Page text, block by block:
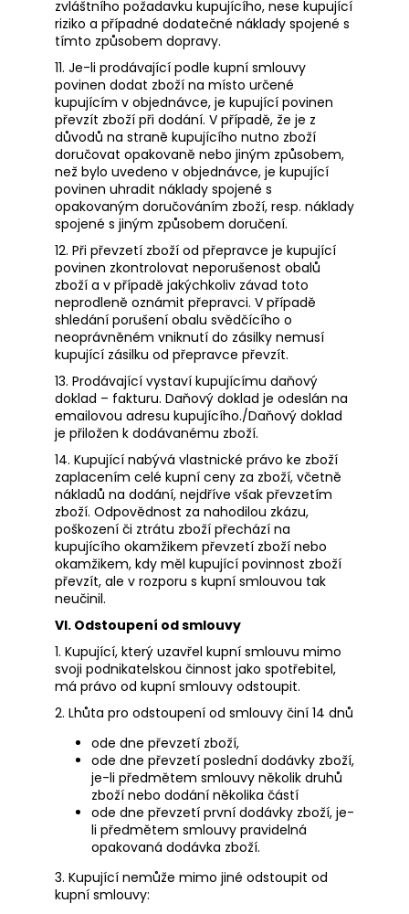
zvláštního požadavku kupujícího, nese kupující
riziko a případné dodatečné náklady spojené s
tímto způsobem dopravy.
11. Je-li prodávající podle kupní smlouvy
povinen dodat zboží na místo určené
kupujícím v objednávce, je kupující povinen
převzít zboží při dodání. V případě, že je z
důvodů na straně kupujícího nutno zboží
doručovat opakovaně nebo jiným způsobem,
než bylo uvedeno v objednávce, je kupující
povinen uhradit náklady spojené s
opakovaným doručováním zboží, resp. náklady
spojené s jiným způsobem doručení.
12. Při převzetí zboží od přepravce je kupující
povinen zkontrolovat neporušenost obalů
zboží a v případě jakýchkoliv závad toto
neprodleně oznámit přepravci. V případě
shledání porušení obalu svědčícího o
neoprávněném vniknutí do zásilky nemusí
kupující zásilku od přepravce převzít.
13. Prodávající vystaví kupujícímu daňový
doklad – fakturu. Daňový doklad je odeslán na
emailovou adresu kupujícího./Daňový doklad
je přiložen k dodávanému zboží.
14. Kupující nabývá vlastnické právo ke zboží
zaplacením celé kupní ceny za zboží, včetně
nákladů na dodání, nejdříve však převzetím
zboží. Odpovědnost za nahodilou zkázu,
poškození či ztrátu zboží přechází na
kupujícího okamžikem převzetí zboží nebo
okamžikem, kdy měl kupující povinnost zboží
převzít, ale v rozporu s kupní smlouvou tak
neučinil.
VI. Odstoupení od smlouvy
1. Kupující, který uzavřel kupní smlouvu mimo
svoji podnikatelskou činnost jako spotřebitel,
má právo od kupní smlouvy odstoupit.
2. Lhůta pro odstoupení od smlouvy činí 14 dnů
ode dne převzetí zboží,
ode dne převzetí poslední dodávky zboží,
je-li předmětem smlouvy několik druhů
zboží nebo dodání několika částí
ode dne převzetí první dodávky zboží, je-
li předmětem smlouvy pravidelná
opakovaná dodávka zboží.
3. Kupující nemůže mimo jiné odstoupit od
kupní smlouvy: